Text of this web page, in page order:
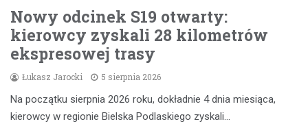
Nowy odcinek S19 otwarty:
kierowcy zyskali 28 kilometrów
ekspresowej trasy
Łukasz Jarocki 5 sierpnia 2026
Na początku sierpnia 2026 roku, dokładnie 4 dnia miesiąca,
kierowcy w regionie Bielska Podlaskiego zyskali…